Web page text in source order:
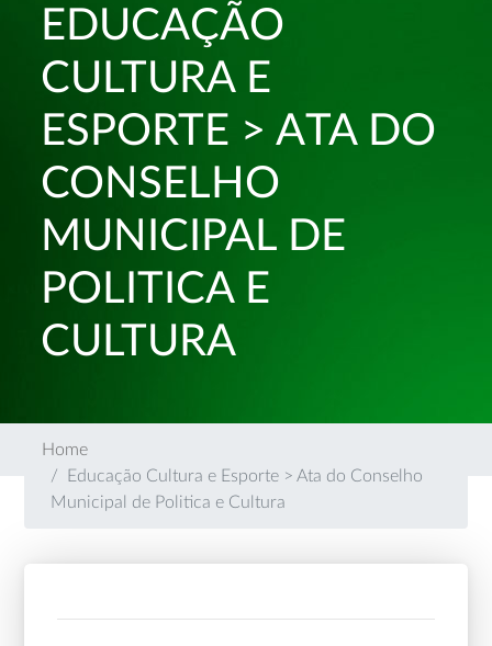
EDUCAÇÃO
CULTURA E
ESPORTE > ATA DO
CONSELHO
MUNICIPAL DE
POLITICA E
CULTURA
Home
Educação Cultura e Esporte > Ata do Conselho
Municipal de Politica e Cultura